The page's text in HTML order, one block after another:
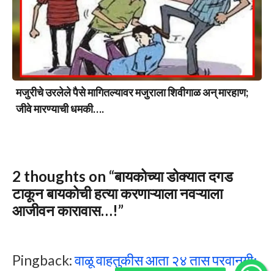
मजुरीचे उरलेले पैसे मागितल्यावर मजुराला शिवीगाळ अन् मारहाण;
जीवे मारण्याची धमकी….
2 thoughts on “बायकोच्या डोक्यात दगड
टाकून बायकोची हत्या करणाऱ्याला नवऱ्याला
आजीवन कारावास…!”
Pingback:वाळू वाहतुकीस आता २४ तास परवानगी;